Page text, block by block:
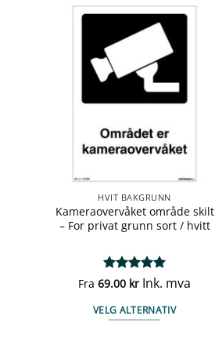
HVIT BAKGRUNN
Kameraovervåket område skilt
– For privat grunn sort / hvitt
Vurdert5
Fra 69.00 kr Ink. mva
VELG ALTERNATIV